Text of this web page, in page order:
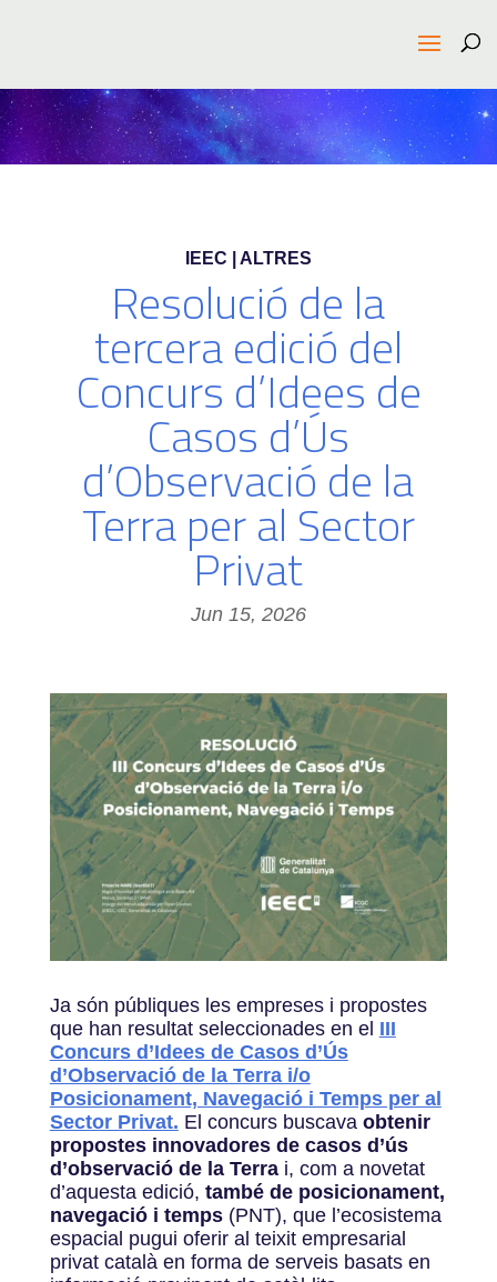
IEEC | ALTRES
Resolució de la
tercera edició del
Concurs d’Idees de
Casos d’Ús
d’Observació de la
Terra per al Sector
Privat
Jun 15, 2026
Ja són públiques les empreses i propostes
que han resultat seleccionades en el III
Concurs d’Idees de Casos d’Ús
d’Observació de la Terra i/o
Posicionament, Navegació i Temps per al
Sector Privat. El concurs buscava obtenir
propostes innovadores de casos d’ús
d’observació de la Terra i, com a novetat
d’aquesta edició, també de posicionament,
navegació i temps(PNT), que l’ecosistema
espacial pugui oferir al teixit empresarial
privat català en forma de serveis basats en